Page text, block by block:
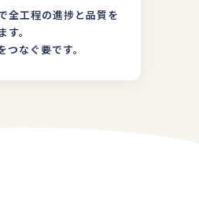
全工程の進捗と品質を
。
つなぐ要です。